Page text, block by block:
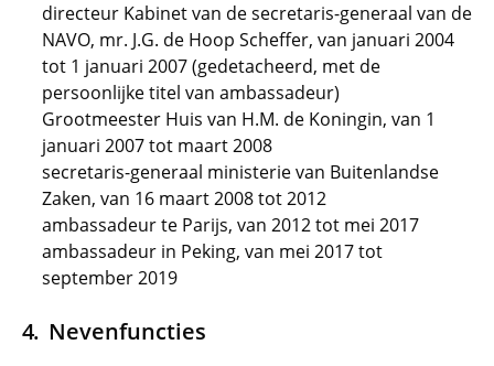
directeur Kabinet van de secretaris-generaal van de
NAVO, mr. J.G. de Hoop Scheffer, van januari 2004
tot 1 januari 2007 (gedetacheerd, met de
persoonlijke titel van ambassadeur)
Grootmeester Huis van H.M. de Koningin, van 1
januari 2007 tot maart 2008
secretaris-generaal ministerie van Buitenlandse
Zaken, van 16 maart 2008 tot 2012
ambassadeur te Parijs, van 2012 tot mei 2017
ambassadeur in Peking, van mei 2017 tot
september 2019
Nevenfuncties